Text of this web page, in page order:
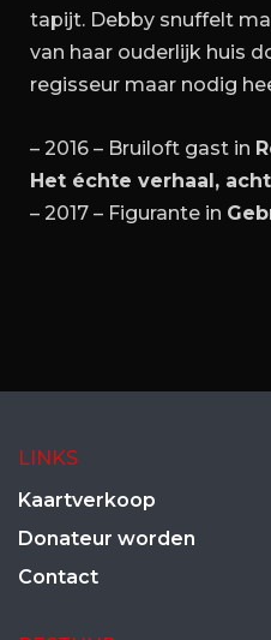
tapijt. Debby snuffelt
van haar ouderlijk huis
regisseur maar nodig
– 2016 – Bruiloft gast in
Het échte verhaal,
– 2017 – Figurante in
LINKS
Kaartverkoop
Donateur worden
Contact